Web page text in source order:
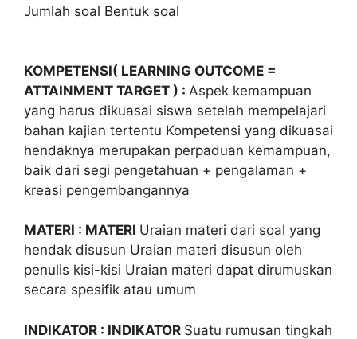
Jumlah soal Bentuk soal
KOMPETENSI( LEARNING OUTCOME =
ATTAINMENT TARGET ) : Aspek kemampuan
yang harus dikuasai siswa setelah mempelajari
bahan kajian tertentu Kompetensi yang dikuasai
hendaknya merupakan perpaduan kemampuan,
baik dari segi pengetahuan + pengalaman +
kreasi pengembangannya
MATERI : MATERI Uraian materi dari soal yang
hendak disusun Uraian materi disusun oleh
penulis kisi-kisi Uraian materi dapat dirumuskan
secara spesifik atau umum
INDIKATOR : INDIKATOR Suatu rumusan tingkah